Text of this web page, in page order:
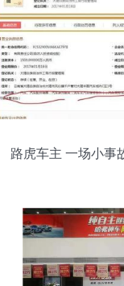
路虎车主 一场小事